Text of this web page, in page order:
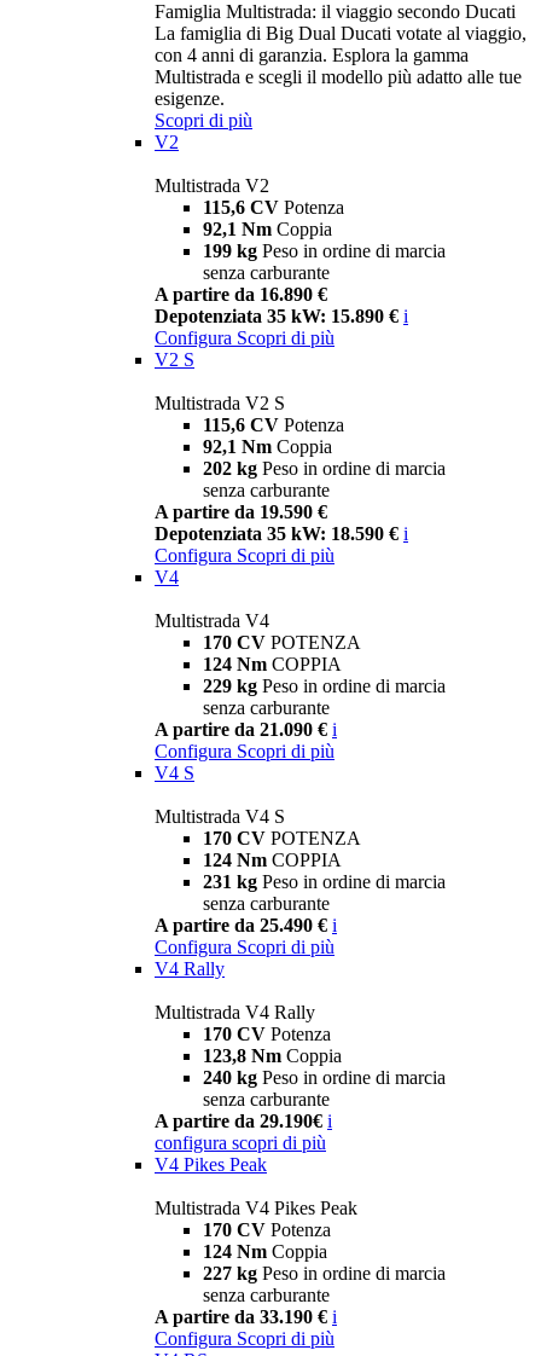
Famiglia Multistrada: il viaggio secondo Ducati
La famiglia di Big Dual Ducati votate al viaggio,
con 4 anni di garanzia. Esplora la gamma
Multistrada e scegli il modello più adatto alle tue
esigenze.
Scopri di più
V2
Multistrada V2
115,6 CV Potenza
92,1 Nm Coppia
199 kg Peso in ordine di marcia
senza carburante
A partire da 16.890 €
Depotenziata 35 kW: 15.890 € i
Configura Scopri di più
V2 S
Multistrada V2 S
115,6 CV Potenza
92,1 Nm Coppia
202 kg Peso in ordine di marcia
senza carburante
A partire da 19.590 €
Depotenziata 35 kW: 18.590 € i
Configura Scopri di più
V4
Multistrada V4
170 CV POTENZA
124 Nm COPPIA
229 kg Peso in ordine di marcia
senza carburante
A partire da 21.090 € i
Configura Scopri di più
V4 S
Multistrada V4 S
170 CV POTENZA
124 Nm COPPIA
231 kg Peso in ordine di marcia
senza carburante
A partire da 25.490 € i
Configura Scopri di più
V4 Rally
Multistrada V4 Rally
170 CV Potenza
123,8 Nm Coppia
240 kg Peso in ordine di marcia
senza carburante
A partire da 29.190€ i
configura scopri di più
V4 Pikes Peak
Multistrada V4 Pikes Peak
170 CV Potenza
124 Nm Coppia
227 kg Peso in ordine di marcia
senza carburante
A partire da 33.190 € i
Configura Scopri di più